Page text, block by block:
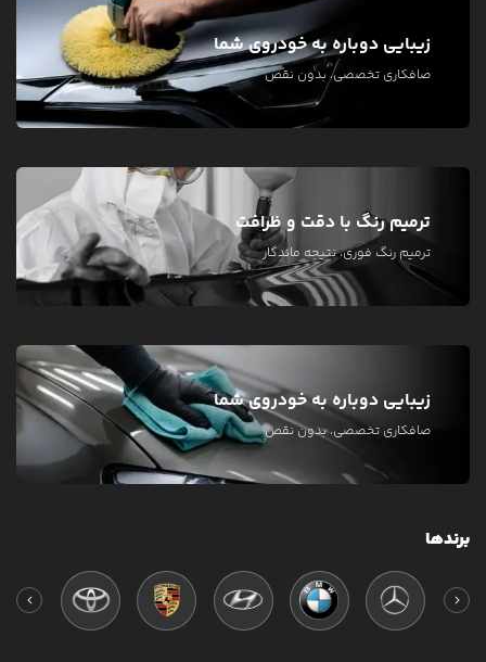
زیبایی دوباره به خودروی شما
صافکاری تخصصی، بدون نقص
ترمیم رنگ با دقت و ظرافت
ترمیم رنگ فوری، نتیجه ماندگار
زیبایی دوباره به خودروی شما
صافکاری تخصصی، بدون نقص
برندها